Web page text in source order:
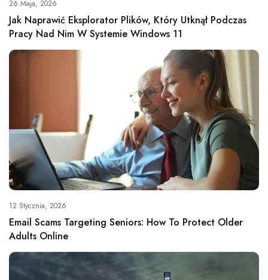
26 Maja, 2026
Jak Naprawić Eksplorator Plików, Który Utknął Podczas
Pracy Nad Nim W Systemie Windows 11
12 Stycznia, 2026
Email Scams Targeting Seniors: How To Protect Older
Adults Online